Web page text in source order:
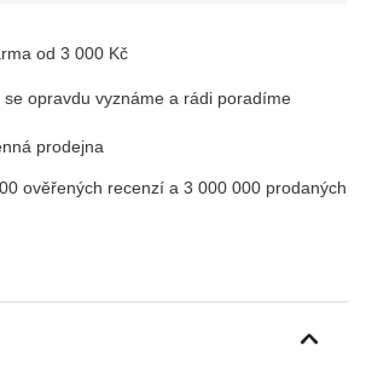
od 3 000 Kč
se opravdu vyznáme a rádi poradíme
prodejna
ověřených recenzí a 3 000 000 prodaných